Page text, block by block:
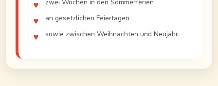
zwei Wochen in den Sommerferien
an gesetzlichen Feiertagen
sowie zwischen Weihnachten und Neujahr